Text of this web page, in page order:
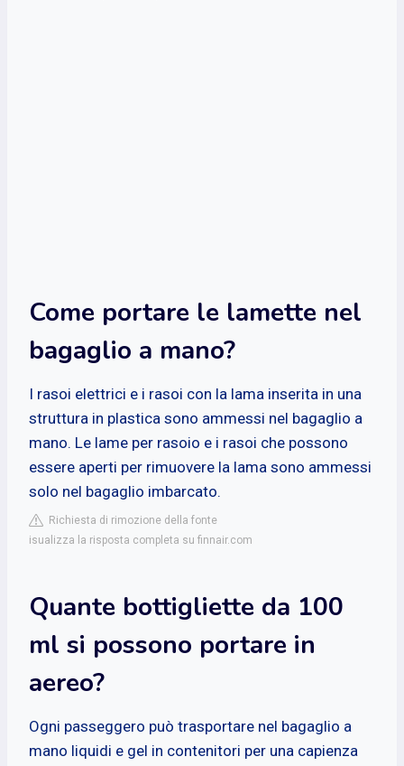
Come portare le lamette nel
bagaglio a mano?
I rasoi elettrici e i rasoi con la lama inserita in una
struttura in plastica sono ammessi nel bagaglio a
mano. Le lame per rasoio e i rasoi che possono
essere aperti per rimuovere la lama sono ammessi
solo nel bagaglio imbarcato.
Richiesta di rimozione della fonte
isualizza la risposta completa su finnair.com
Quante bottigliette da 100
ml si possono portare in
aereo?
Ogni passeggero può trasportare nel bagaglio a
mano liquidi e gel in contenitori per una capienza